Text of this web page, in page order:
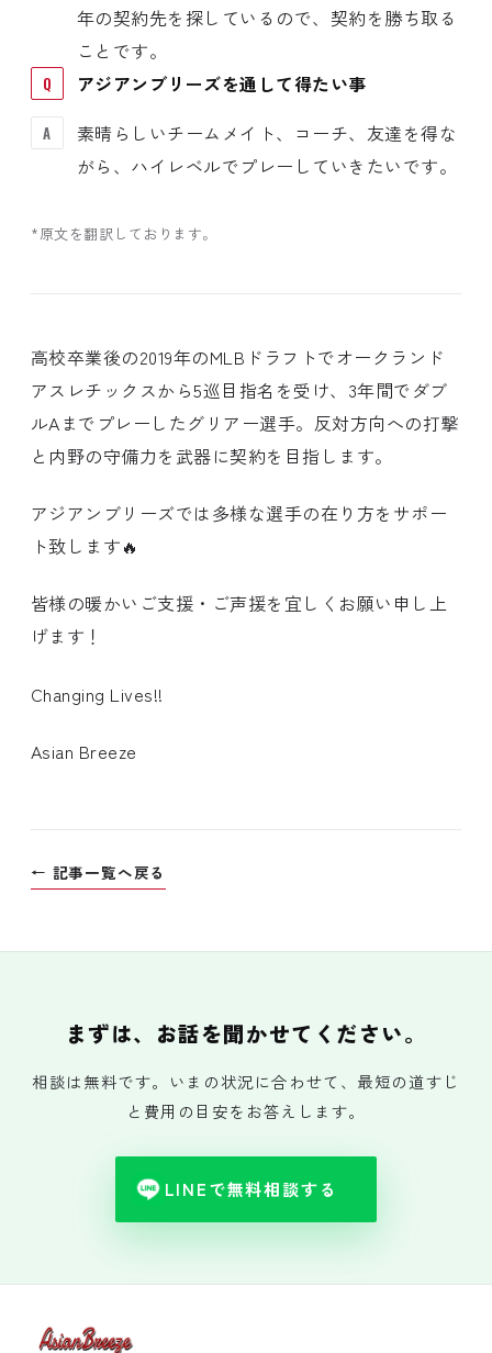
年の契約先を探しているので、契約を勝ち取る
ことです。
アジアンブリーズを通して得たい事
素晴らしいチームメイト、コーチ、友達を得な
がら、ハイレベルでプレーしていきたいです。
*原文を翻訳しております。
高校卒業後の2019年のMLBドラフトでオークランド
アスレチックスから5巡目指名を受け、3年間でダブ
ルAまでプレーしたグリアー選手。反対方向への打撃
と内野の守備力を武器に契約を目指します。
アジアンブリーズでは多様な選手の在り方をサポー
ト致します🔥
皆様の暖かいご支援・ご声援を宜しくお願い申し上
げます！
Changing Lives!!
Asian Breeze
← 記事一覧へ戻る
まずは、お話を聞かせてください。
相談は無料です。いまの状況に合わせて、最短の道すじ
と費用の目安をお答えします。
LINEで無料相談する